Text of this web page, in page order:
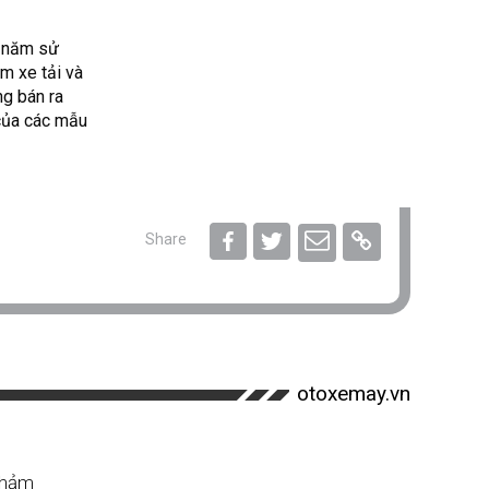
sử
xe tải và
bán ra
các mẫu
Share
otoxemay.vn